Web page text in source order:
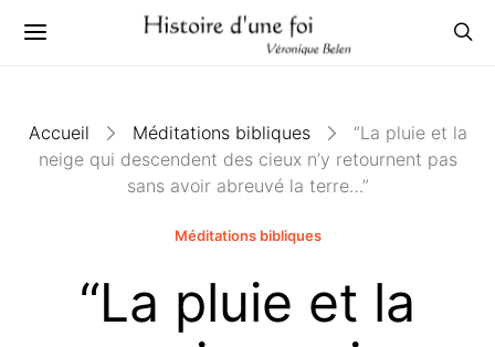
Accueil Méditations bibliques
“La pluie et la
neige qui descendent des cieux n’y retournent pas
sans avoir abreuvé la terre…”
Méditations bibliques
“La pluie et la